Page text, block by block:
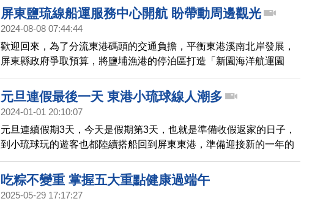
到日夜交錯的美景變化，透過鏡頭一起來看看。
屏東鹽琉線船運服務中心開航 盼帶動周邊觀光
2024-08-08 07:44:44
歡迎回來，為了分流東港碼頭的交通負擔，平衡東港溪南北岸發展，
屏東縣政府爭取預算，將鹽埔漁港的停泊區打造「新園海洋航運園
區」，興建海洋風的候船室，週六8月10號正式開幕，也提前一步(8月
3日)開航試營運。
元旦連假最後一天 東港小琉球線人潮多
2024-01-01 20:10:07
元旦連續假期3天，今天是假期第3天，也就是準備收假返家的日子，
到小琉球玩的遊客也都陸續搭船回到屏東東港，準備迎接新的一年的
工作。
吃粽不變重 掌握五大重點健康過端午
2025-05-29 17:17:27